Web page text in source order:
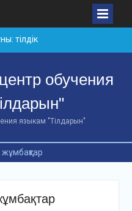
тілдік
–
обучения
языкам "Тілдарын"
жұмбақтар